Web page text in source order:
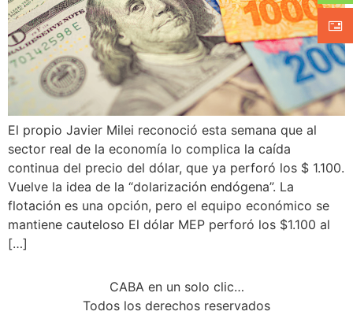
El propio Javier Milei reconoció esta semana que al
sector real de la economía lo complica la caída
continua del precio del dólar, que ya perforó los $ 1.100.
Vuelve la idea de la “dolarización endógena”. La
flotación es una opción, pero el equipo económico se
mantiene cauteloso El dólar MEP perforó los $1.100 al
[…]
CABA en un solo clic…
Todos los derechos reservados